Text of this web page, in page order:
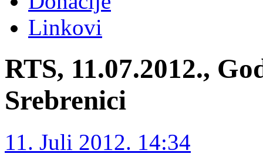
Linkovi
RTS, 11.07.2012.,
Srebrenici
11. Juli 2012. 14:34